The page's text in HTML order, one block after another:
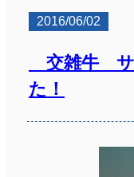
2016/06/02
交雑牛 サ
た！